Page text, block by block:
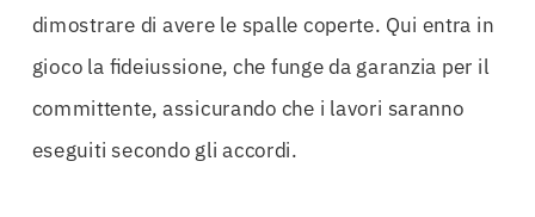
dimostrare di avere le spalle coperte. Qui entra in
gioco la fideiussione, che funge da garanzia per il
committente, assicurando che i lavori saranno
eseguiti secondo gli accordi.